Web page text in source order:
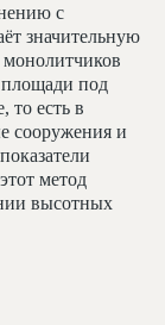
с
значительную
площади под
то есть в
сооружения и
метод
высотных